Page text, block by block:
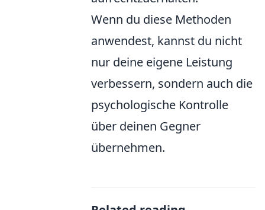
Wenn du diese Methoden
anwendest, kannst du nicht
nur deine eigene Leistung
verbessern, sondern auch die
psychologische Kontrolle
über deinen Gegner
übernehmen.